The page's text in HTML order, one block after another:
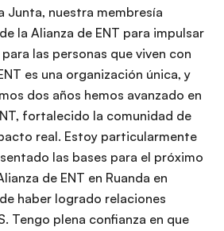
Junta, nuestra membresía
la Alianza de ENT para impulsar
las personas que viven con
es una organización única, y
dos años hemos avanzado en
fortalecido la comunidad de
real. Estoy particularmente
las bases para el próximo
de ENT en Ruanda en
haber logrado relaciones
Tengo plena confianza en que